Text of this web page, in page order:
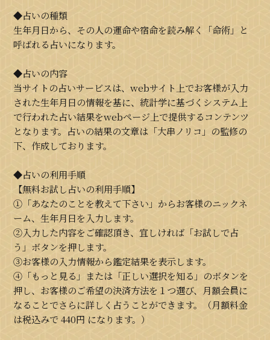
◆占いの種類
生年月日から、その人の運命や宿命を読み解く「命術」と
呼ばれる占いになります。
◆占いの内容
当サイトの占いサービスは、webサイト上でお客様が入力
された生年月日の情報を基に、統計学に基づくシステム上
で行われた占い結果をwebページ上で提供するコンテンツ
となります。占いの結果の文章は「大串ノリコ」の監修の
下、作成しております。
◆占いの利用手順
【無料お試し占いの利用手順】
①「あなたのことを教えて下さい」からお客様のニックネ
ーム、生年月日を入力します。
②入力した内容をご確認頂き、宜しければ「お試しで占
う」ボタンを押します。
③お客様の入力情報から鑑定結果を表示します。
④「もっと見る」または「正しい選択を知る」のボタンを
押し、お客様のご希望の決済方法を１つ選び、月額会員に
なることでさらに詳しく占うことができます。（月額料金
は税込みで440円 になります。）